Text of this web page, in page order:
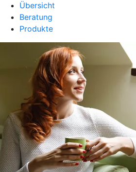
Übersicht
Beratung
Produkte